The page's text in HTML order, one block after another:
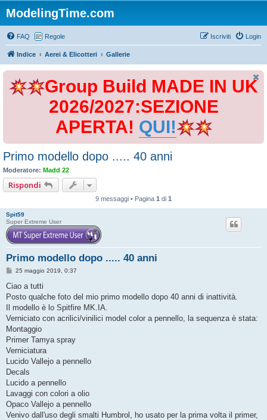
ModelingTime.com
FAQ Regole Login
Iscriviti
Indice Aerei & Elicotteri Gallerie
Group Build MADE IN UK
2026/2027:SEZIONE
APERTA! QUI!
Primo modello dopo ..... 40 anni
Moderatore: Madd 22
Rispondi
9 messaggi • Pagina 1 di 1
Spit59
Super Extreme User
Primo modello dopo ..... 40 anni
M
s
a
g
i
o
25 maggio 2019, 0:37
Ciao a tutti
Posto qualche foto del mio primo modello dopo 40 anni di inattività.
Il modello è lo Spitfire MK.IA.
Verniciato con acrilici/vinilici model color a pennello, la sequenza è stata:
Montaggio
Primer Tamya spray
Verniciatura
Lucido Vallejo a pennello
Decals
Lucido a pennello
Lavaggi con colori a olio
Opaco Vallejo a pennello
Venivo dall'uso degli smalti Humbrol, ho usato per la prima volta il primer,